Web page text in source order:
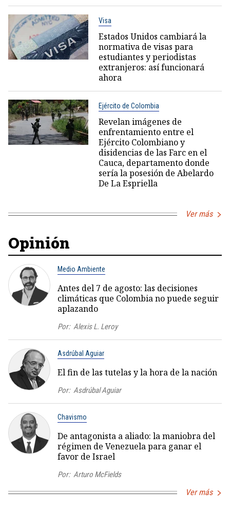
Visa
Estados Unidos cambiará la
normativa de visas para
estudiantes y periodistas
extranjeros: así funcionará
ahora
Ejército de Colombia
Revelan imágenes de
enfrentamiento entre el
Ejército Colombiano y
disidencias de las Farc en el
Cauca, departamento donde
sería la posesión de Abelardo
De La Espriella
Ver más
Opinión
Medio Ambiente
Antes del 7 de agosto: las decisiones
climáticas que Colombia no puede seguir
aplazando
Por: Alexis L. Leroy
Asdrúbal Aguiar
El fin de las tutelas y la hora de la nación
Por: Asdrúbal Aguiar
Chavismo
De antagonista a aliado: la maniobra del
régimen de Venezuela para ganar el
favor de Israel
Por: Arturo McFields
Ver más